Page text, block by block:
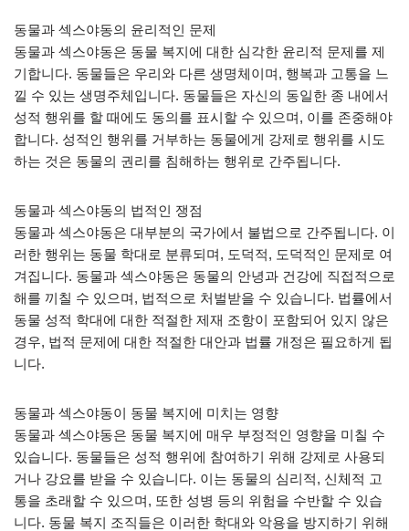
동물과 섹스야동의 윤리적인 문제
동물과 섹스야동은 동물 복지에 대한 심각한 윤리적 문제를 제
기합니다. 동물들은 우리와 다른 생명체이며, 행복과 고통을 느
낄 수 있는 생명주체입니다. 동물들은 자신의 동일한 종 내에서
성적 행위를 할 때에도 동의를 표시할 수 있으며, 이를 존중해야
합니다. 성적인 행위를 거부하는 동물에게 강제로 행위를 시도
하는 것은 동물의 권리를 침해하는 행위로 간주됩니다.
동물과 섹스야동의 법적인 쟁점
동물과 섹스야동은 대부분의 국가에서 불법으로 간주됩니다. 이
러한 행위는 동물 학대로 분류되며, 도덕적, 도덕적인 문제로 여
겨집니다. 동물과 섹스야동은 동물의 안녕과 건강에 직접적으로
해를 끼칠 수 있으며, 법적으로 처벌받을 수 있습니다. 법률에서
동물 성적 학대에 대한 적절한 제재 조항이 포함되어 있지 않은
경우, 법적 문제에 대한 적절한 대안과 법률 개정은 필요하게 됩
니다.
동물과 섹스야동이 동물 복지에 미치는 영향
동물과 섹스야동은 동물 복지에 매우 부정적인 영향을 미칠 수
있습니다. 동물들은 성적 행위에 참여하기 위해 강제로 사용되
거나 강요를 받을 수 있습니다. 이는 동물의 심리적, 신체적 고
통을 초래할 수 있으며, 또한 성병 등의 위험을 수반할 수 있습
니다. 동물 복지 조직들은 이러한 학대와 악용을 방지하기 위해